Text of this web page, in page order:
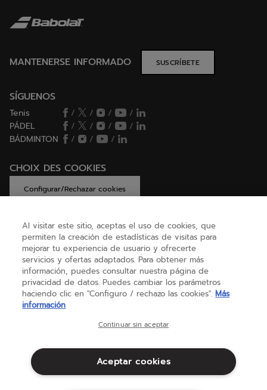
MANTENERSE INFORMADO SUSCRÍBETE
SÍGUENOS
Tenis / / /
/
PÁDEL
/ / /
/
BÁDMINTON
/ / /
CHOIX DES COOKIES
Configurar/Rechazar cookies
AYUDA
SOBRE NOSOTROS
Al visitar este sitio, aceptas el uso de cookies, que
permiten la creación de estadísticas de visitas para
mejorar tu experiencia de usuario y ofrecerte
servicios y ofertas adaptados. Para obtener más
información, puedes consultar nuestra página de
privacidad de datos. Puedes cambiar los parámetros
haciendo clic en "Configuro / rechazo las cookies". Más
información
Continuar sin aceptar
Aceptar cookies